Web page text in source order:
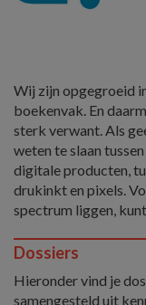
Wij zijn opgegroeid
boekenvak. En
sterk verwant. Als
weten te slaan
digitale producten,
drukinkt en pixels.
spectrum liggen,
Dossiers
Hieronder vind je
samengesteld uit